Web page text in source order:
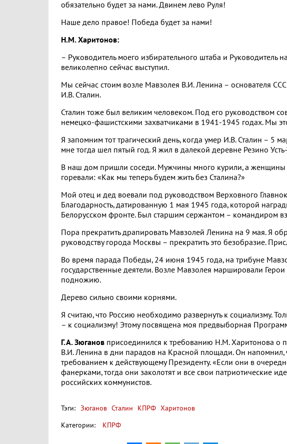
обязательно будет за нами. Двинем лево Руля!
Наше дело правое! Победа будет за нами!
Н.М. Харитонов:
– Руководитель моего избирательного штаба и Руководитель
великолепно сейчас выступил.
Мы сейчас стоим возле Мавзолея В.И. Ленина – основателя
И.В. Сталин.
Сталин тоже был великим человеком. Под его руководством
немецко-фашистскими захватчиками в 1941-1945 годах. Мы
Я запомним тот трагический день, когда умер И.В. Сталин – 5
мне тогда шел пятый год. Я жил в далекой деревне Резино
В наш дом пришли соседи. Мужчины много курили, а
горевали: «Как мы теперь будем жить без Сталина?»
Мой отец и дед воевали под руководством Верховного
Благодарность, датированную 1 мая 1945 года, которой
Белорусском фронте. Был старшим сержантом – командиром
Пора прекратить драпировать Мавзолей Ленина на 9 мая. Я
руководству города Москвы – прекратить это безобразие.
Во время парада Победы, 24 июня 1945 года, на трибуне
государственные деятели. Возле Мавзолея маршировали
подножию.
Дерево сильно своими корнями.
Я считаю, что Россию необходимо развернуть к социализму.
– к социализму! Этому посвящена моя предвыборная
Г.А. Зюганов присоединился к требованию Н.М. Харитонова о
В.И. Ленина в дни парадов на Красной площади. Он
требованием к действующему Президенту. «Если они в
фанерками, тогда они заколотят и все свои патриотические
российских коммунистов.
Тэги: Зюганов Сталин КПРФ Харитонов
Категории:
КПРФ